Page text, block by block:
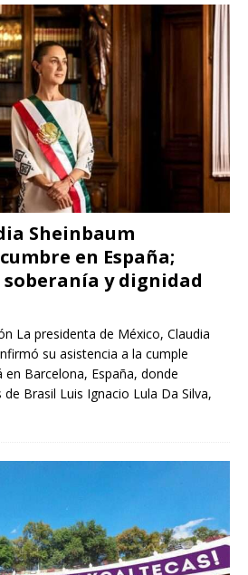
Sheinbaum
en España;
y dignidad
La presidenta de México, Claudia
su asistencia a la cumple
Barcelona, España, donde
Brasil Luis Ignacio Lula Da Silva,